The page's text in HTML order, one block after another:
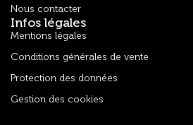
Nous contacter
Infos légales
Mentions légales
Conditions générales de vente
Protection des données
Gestion des cookies